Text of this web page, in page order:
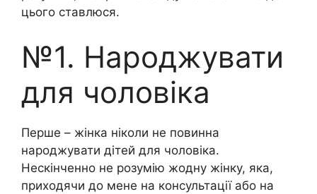
цього ставлюся.
№1. Народжувати
для чоловіка
Перше – жінка ніколи не повинна
народжувати дітей для чоловіка.
Нескінченно не розумію жодну жінку, яка,
приходячи до мене на консультації або на